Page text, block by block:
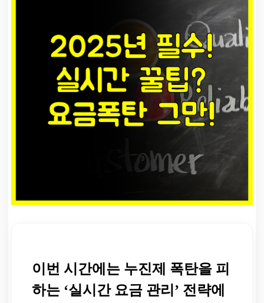
이번 시간에는 누진제 폭탄을 피
하는 ‘실시간 요금 관리’ 전략에